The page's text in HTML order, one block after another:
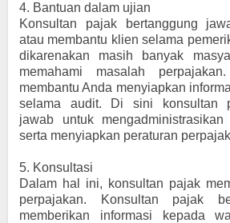
4. Bantuan dalam ujian
Konsultan pajak bertanggung
atau membantu klien selama
dikarenakan masih banyak
memahami masalah
membantu Anda menyiapkan
selama audit. Di sini konsultan
jawab untuk
serta menyiapkan peraturan
5. Konsultasi
Dalam hal ini, konsultan pajak
perpajakan. Konsultan pajak
memberikan informasi kepada